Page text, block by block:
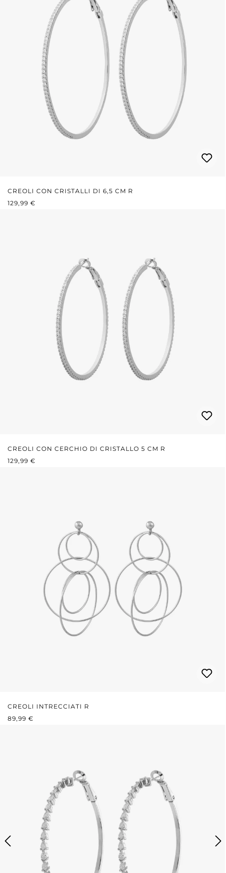
CREOLI CON CRISTALLI DI 6,5 CM R
PREZZO NORMALE:
129,99 €
CREOLI CON CERCHIO DI CRISTALLO 5 CM R
PREZZO NORMALE:
129,99 €
CREOLI INTRECCIATI R
PREZZO NORMALE:
89,99 €